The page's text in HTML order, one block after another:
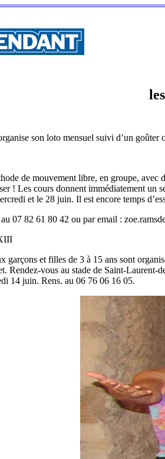
son loto mensuel suivi d’un
de mouvement libre, en groupe, avec
! Les cours donnent immédiatement
et le 28 juin. Il est encore temps
07 82 61 80 42 ou par email :
garçons et filles de 3 à 15 ans sont
Rendez-vous au stade de Saint-
14 juin. Rens. au 06 76 06 16 05.